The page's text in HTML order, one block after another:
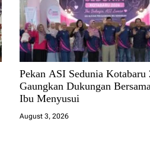
Pekan ASI Sedunia Kotabaru
Gaungkan Dukungan
Ibu Menyusui
August 3, 2026